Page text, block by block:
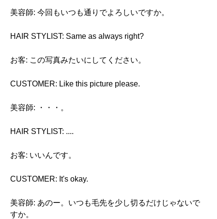
美容師: 今回もいつも通りでよろしいですか。
HAIR STYLIST: Same as always right?
お客: この写真みたいにしてください。
CUSTOMER: Like this picture please.
美容師: ・・・。
HAIR STYLIST: ....
お客: いいんです。
CUSTOMER: It's okay.
美容師: あのー。いつも毛先を少し切るだけじゃないで
すか。